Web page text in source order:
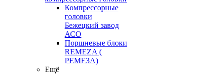
Компрессорные
головки
Бежецкий завод
АСО
Поршневые блоки
REMEZA (
РЕМЕЗА)
Ещё